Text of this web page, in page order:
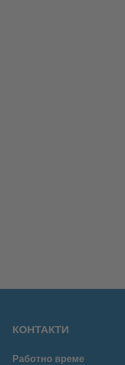
КОНТАКТИ
Работно време